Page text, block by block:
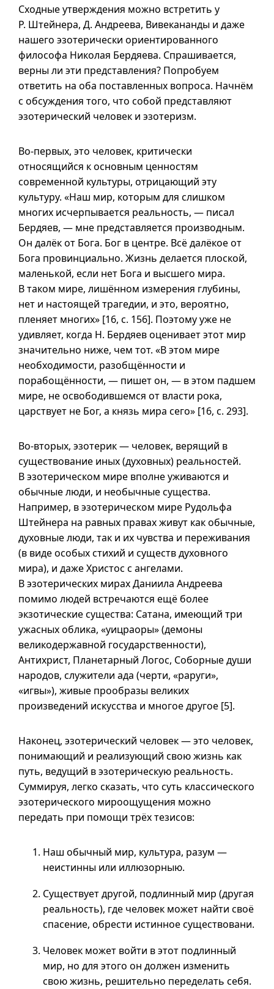
Сходные утверждения можно встретить у
Р. Штейнера, Д. Андреева, Вивекананды и даже
нашего эзотерически ориентированного
философа Николая Бердяева. Спрашивается,
верны ли эти представления? Попробуем
ответить на оба поставленных вопроса. Начнём
с обсуждения того, что собой представляют
эзотерический человек и эзотеризм.
Во-первых, это человек, критически
относящийся к основным ценностям
современной культуры, отрицающий эту
культуру. «Наш мир, которым для слишком
многих исчерпывается реальность, — писал
Бердяев, — мне представляется производным.
Он далёк от Бога. Бог в центре. Всё далёкое от
Бога провинциально. Жизнь делается плоской,
маленькой, если нет Бога и высшего мира.
В таком мире, лишённом измерения глубины,
нет и настоящей трагедии, и это, вероятно,
пленяет многих» [16, с. 156]. Поэтому уже не
удивляет, когда Н. Бердяев оценивает этот мир
значительно ниже, чем тот. «В этом мире
необходимости, разобщённости и
порабощённости, — пишет он, — в этом падшем
мире, не освободившемся от власти рока,
царствует не Бог, а князь мира сего» [16, с. 293].
Во-вторых, эзотерик — человек, верящий в
существование иных (духовных) реальностей.
В эзотерическом мире вполне уживаются и
обычные люди, и необычные существа.
Например, в эзотерическом мире Рудольфа
Штейнера на равных правах живут как обычные,
духовные люди, так и их чувства и переживания
(в виде особых стихий и существ духовного
мира), и даже Христос с ангелами.
В эзотерических мирах Даниила Андреева
помимо людей встречаются ещё более
экзотические существа: Сатана, имеющий три
ужасных облика, «уицраоры» (демоны
великодержавной государственности),
Антихрист, Планетарный Логос, Соборные души
народов, служители ада (черти, «раруги»,
«игвы»), живые прообразы великих
произведений искусства и многое другое [5].
Наконец, эзотерический человек — это человек,
понимающий и реализующий свою жизнь как
путь, ведущий в эзотерическую реальность.
Суммируя, легко сказать, что суть классического
эзотерического мироощущения можно
передать при помощи трёх тезисов:
Наш обычный мир, культура, разум —
неистинны или иллюзорныю.
Существует другой, подлинный мир (другая
реальность), где человек может найти своё
спасение, обрести истинное существовани.
Человек может войти в этот подлинный
мир, но для этого он должен изменить
свою жизнь, решительно переделать себя.